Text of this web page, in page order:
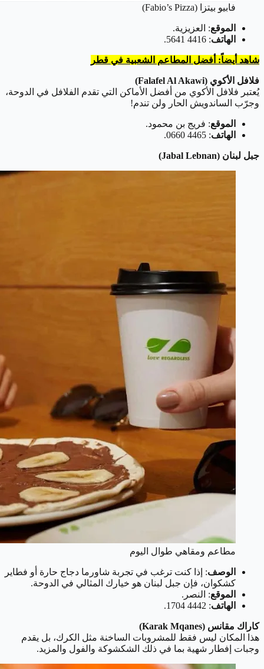
فابيو بيتزا (Fabio’s Pizza)
الموقع: العزيزية.
الهاتف: 4416 5641.
شاهد أيضاً: أفضل المطاعم الشعبية في قطر
فلافل الأكوي (Falafel Al Akawi)
يُعتبر فلافل الأكوي من أفضل الأماكن التي تقدم الفلافل في الدوحة،
وجرّب الساندويش الحار ولن تندم!
الموقع: فريج بن محمود.
الهاتف: 4465 0660.
جبل لبنان (Jabal Lebnan)
مطاعم ومقاهي طوال اليوم
الوصف: إذا كنت ترغب في تجربة شاورما دجاج حارة أو فطاير
كشكوان، فإن جبل لبنان هو خيارك المثالي في الدوحة.
الموقع: النصر.
الهاتف: 4442 1704.
كاراك مقانس (Karak Mqanes)
هذا المكان ليس فقط للمشروبات الساخنة مثل الكرك، بل يقدم
وجبات إفطار شهية بما في ذلك الشكشوكة والفول والمزيد.